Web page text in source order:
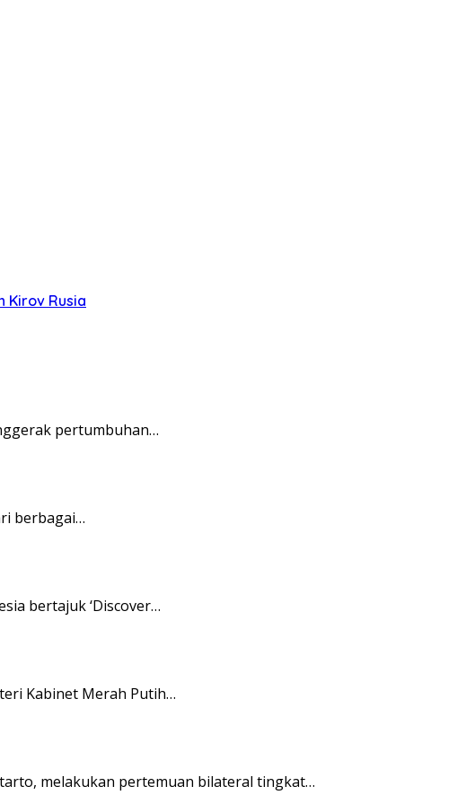
Kirov Rusia
pertumbuhan…
berbagai…
bertajuk ‘Discover…
Kabinet Merah Putih…
melakukan pertemuan bilateral tingkat…